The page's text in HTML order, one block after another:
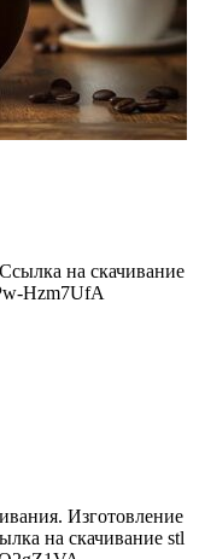
на скачивание
Hzm7UfA
Изготовление
на скачивание stl